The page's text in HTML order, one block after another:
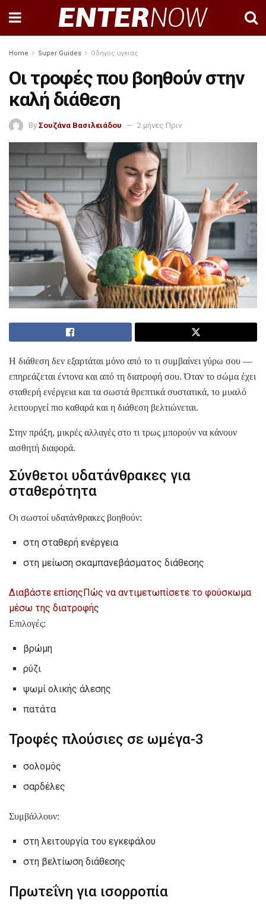
Home Super Guides Οδηγος υγειας
Οι τροφές που βοηθούν στην
καλή διάθεση
By Σουζάνα Βασιλειάδου 2 μήνες Πριν
Η διάθεση δεν εξαρτάται μόνο από το τι συμβαίνει γύρω σου —
επηρεάζεται έντονα και από τη διατροφή σου. Όταν το σώμα έχει
σταθερή ενέργεια και τα σωστά θρεπτικά συστατικά, το μυαλό
λειτουργεί πιο καθαρά και η διάθεση βελτιώνεται.
Στην πράξη, μικρές αλλαγές στο τι τρως μπορούν να κάνουν
αισθητή διαφορά.
Σύνθετοι υδατάνθρακες για
σταθερότητα
Οι σωστοί υδατάνθρακες βοηθούν:
στη σταθερή ενέργεια
στη μείωση σκαμπανεβάσματος διάθεσης
Διαβάστε επίσης Πώς να αντιμετωπίσετε το φούσκωμα
μέσω της διατροφής
Επιλογές:
βρώμη
ρύζι
ψωμί ολικής άλεσης
πατάτα
Τροφές πλούσιες σε ωμέγα-3
σολομός
σαρδέλες
Συμβάλλουν:
στη λειτουργία του εγκεφάλου
στη βελτίωση διάθεσης
Πρωτεΐνη για ισορροπία